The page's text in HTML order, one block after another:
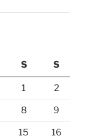
S S
1 2
8 9
15 16